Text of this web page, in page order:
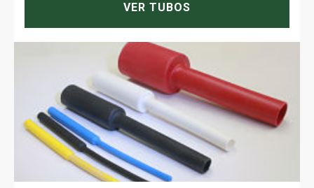
VER TUBOS